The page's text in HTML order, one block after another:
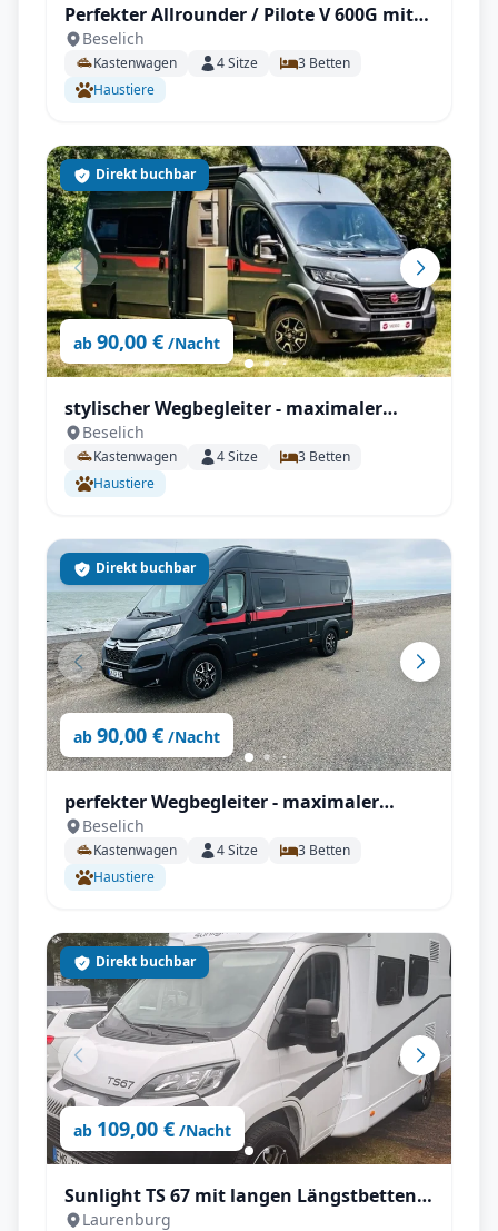
Perfekter Allrounder / Pilote V 600G mit
Solar unter 6m!
Beselich
Kastenwagen 4Sitze 3 Betten
Haustiere
ab 90,00 € /Nacht
Direkt buchbar
stylischer Wegbegleiter - maximaler
Komfort - Pilote V 630 J X-Edition
Beselich
Kastenwagen 4Sitze 3 Betten
Haustiere
ab 90,00 € /Nacht
Direkt buchbar
perfekter Wegbegleiter - maximaler
Komfort V 630 J X-Edition
Beselich
Kastenwagen 4Sitze 3 Betten
Haustiere
ab 109,00 € /Nacht
Direkt buchbar
Sunlight TS 67 mit langen Längstbetten
und voll Autrak, Automatik
Laurenburg